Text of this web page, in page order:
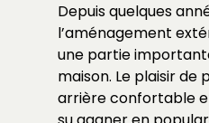
Depuis quelques
l’aménagement
une partie
maison. Le plaisir de
arrière confortable